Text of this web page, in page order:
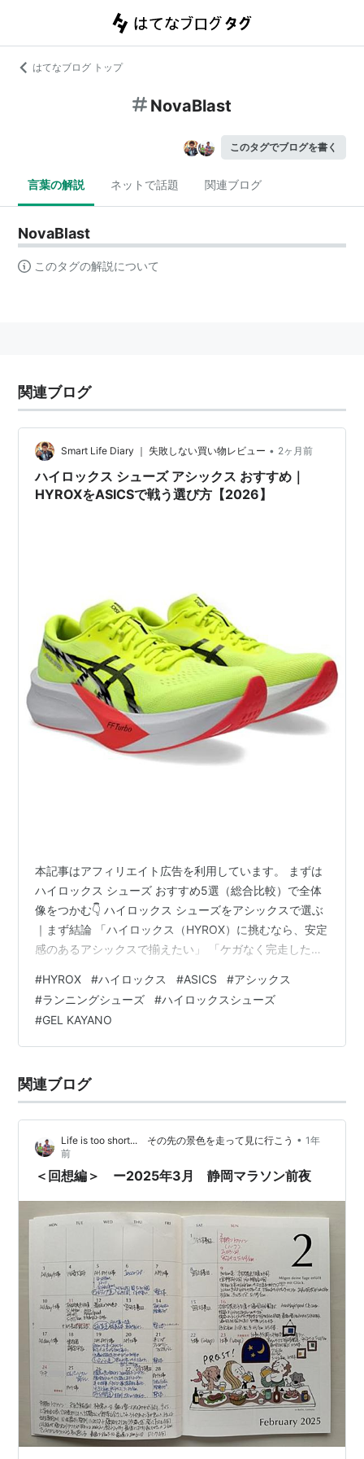
はてなブログ トップ
NovaBlast
このタグでブログを書く
言葉の解説 ネットで話題 関連ブログ
NovaBlast
このタグの解説について
関連ブログ
Smart Life Diary ｜ 失敗しない買い物レビュー • 2ヶ月前
ハイロックス シューズ アシックス おすすめ｜
HYROXをASICSで戦う選び方【2026】
本記事はアフィリエイト広告を利用しています。 まずは
ハイロックス シューズ おすすめ5選（総合比較）で全体
像をつかむ👇 ハイロックス シューズをアシックスで選ぶ
｜まず結論 「ハイロックス（HYROX）に挑むなら、安定
感のあるアシックスで揃えたい」 「ケガなく完走した
れ？」 結論からいうと、ASICSは“安定性とクッションの
信頼感”でHYROX初挑戦と相性が良いブランドです。
HYROX公式パートナーはPUMAですが、「無理なく8km
を走り切りたい」「足を痛めたくない」という人にとっ
なります。…
#HYROX #ハイロックス #ASICS #アシックス
#ランニングシューズ #ハイロックスシューズ
#GEL KAYANO
関連ブログ
Life is too short... その先の景色を走って見に行こう • 1年
前
＜回想編＞ ー2025年3月 静岡マラソン前夜